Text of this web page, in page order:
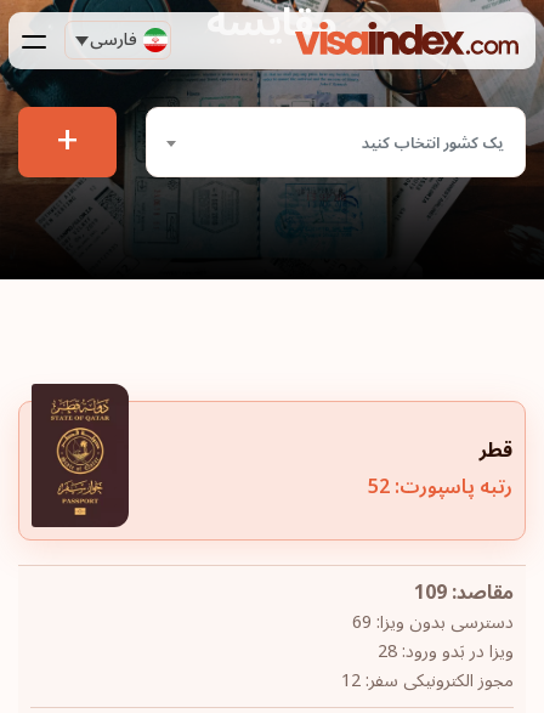
فارسی مقایسه
یک کشور انتخاب کنید +
قطر
رتبه پاسپورت: 52
مقاصد: 109
دسترسی بدون ویزا: 69
ویزا در بَدو ورود: 28
مجوز الکترونیکی سفر: 12